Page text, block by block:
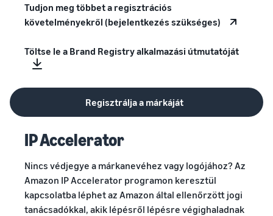
Tudjon meg többet a regisztrációs
követelményekről (bejelentkezés szükséges)
Töltse le a Brand Registry alkalmazási útmutatóját
Regisztrálja a márkáját
IP Accelerator
Nincs védjegye a márkanevéhez vagy logójához? Az
Amazon IP Accelerator programon keresztül
kapcsolatba léphet az Amazon által ellenőrzött jogi
tanácsadókkal, akik lépésről lépésre végighaladnak